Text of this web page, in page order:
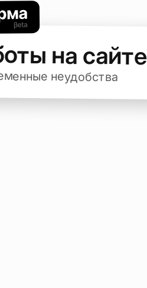
на сайте
неудобства